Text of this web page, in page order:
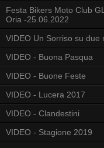
Festa Bikers Moto Club
Oria -25.06.2022
VIDEO Un Sorriso su due
VIDEO - Buona Pasqua
VIDEO - Buone Feste
VIDEO - Lucera 2017
VIDEO - Clandestini
VIDEO - Stagione 2019